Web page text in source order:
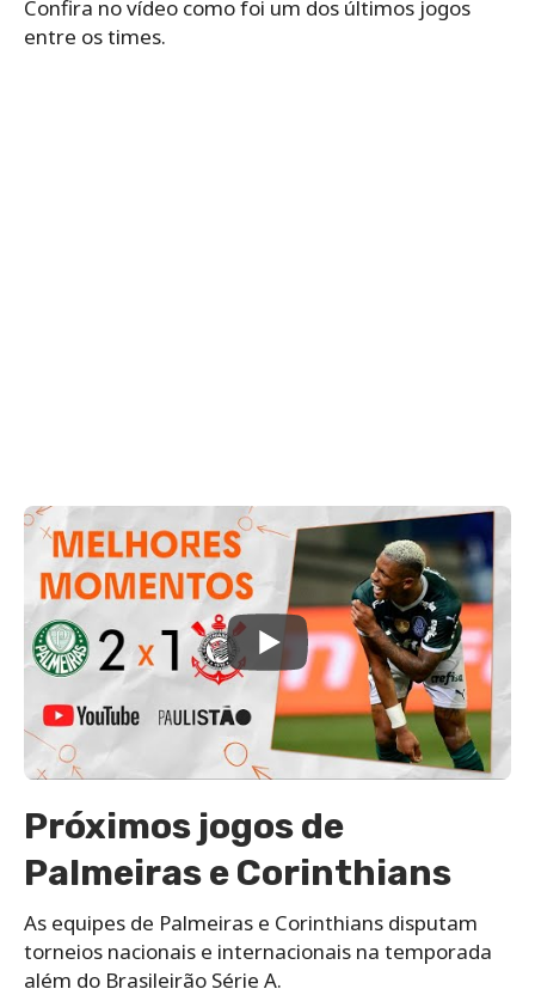
Confira no vídeo como foi um dos últimos jogos
entre os times.
Próximos jogos de
Palmeiras e Corinthians
As equipes de Palmeiras e Corinthians disputam
torneios nacionais e internacionais na temporada
além do Brasileirão Série A.